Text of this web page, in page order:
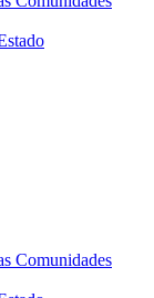
Comunidades